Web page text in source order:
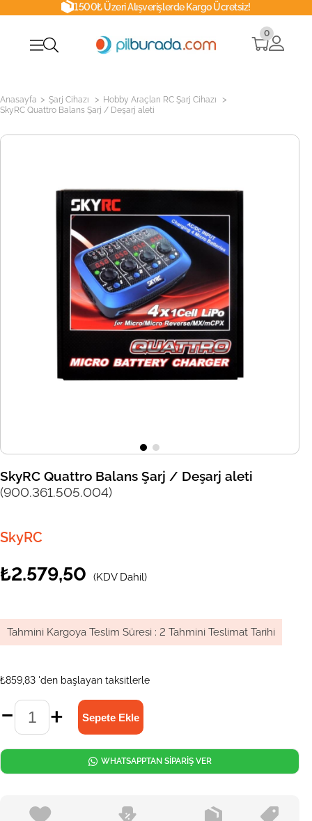
1500₺ Üzeri Alışverişlerde Kargo Ücretsiz!
0
Anasayfa > Şarj Cihazı > Hobby Araçları RC Şarj Cihazı >
SkyRC Quattro Balans Şarj / Deşarj aleti
SkyRC Quattro Balans Şarj / Deşarj aleti
(900.361.505.004)
SkyRC
₺2.579,50 (KDV Dahil)
Tahmini Kargoya Teslim Süresi : 2 Tahmini Teslimat Tarihi
₺859,83 'den başlayan taksitlerle
WHATSAPPTAN SİPARİŞ VER